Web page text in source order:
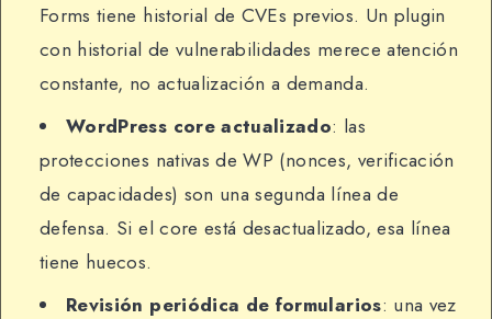
Forms tiene historial de CVEs previos. Un plugin
con historial de vulnerabilidades merece atención
constante, no actualización a demanda.
WordPress core actualizado: las
protecciones nativas de WP (nonces, verificación
de capacidades) son una segunda línea de
defensa. Si el core está desactualizado, esa línea
tiene huecos.
Revisión periódica de formularios: una vez